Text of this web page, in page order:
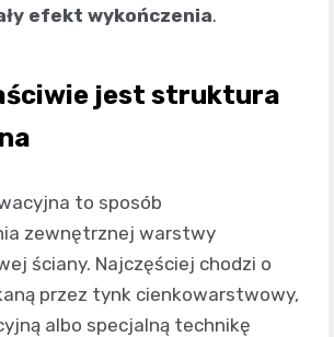
efekt wykończenia.
jest struktura
to sposób
zewnętrznej warstwy
ściany. Najczęściej chodzi o
przez tynk cienkowarstwowy,
albo specjalną technikę